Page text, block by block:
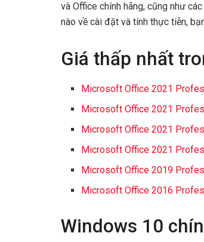
và Office chính hãng, cũng như
nào về cài đặt và tính thực tiễn,
Giá thấp nhất
Microsoft Office 2021
Microsoft Office 2021
Microsoft Office 2021
Microsoft Office 2021
Microsoft Office 2019
Microsoft Office 2016
Windows 10